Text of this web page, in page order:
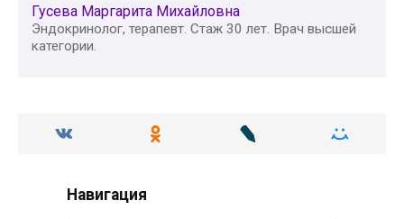
Гусева Маргарита Михайловна
Эндокринолог, терапевт. Стаж 30 лет. Врач высшей
категории.
Навигация